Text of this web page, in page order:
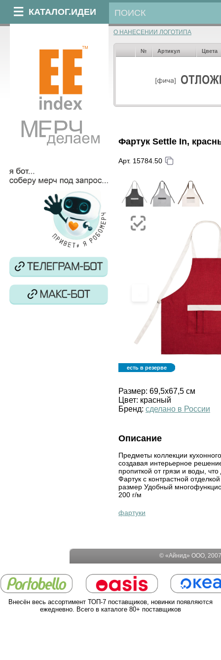
КАТАЛОГ.ИДЕИ
О НАНЕСЕНИИ ЛОГОТИПА
№ Артикул Цвета
Фартук Settle In,
Арт. 15784.50
есть в резерве
Размер: 69,5x67,5 см
Цвет: красный
Бренд: сделано в России
Описание
Предметы коллекции
создавая интерьерное
пропиткой от грязи и воды,
Фартук с контрастной
размер Удобный
200 г/м
фартуки
© «Айнид» ООО,
Внесён весь ассортимент ТОП-7 поставщиков, новинки появляются
ежедневно. Всего в каталоге 80+ поставщиков